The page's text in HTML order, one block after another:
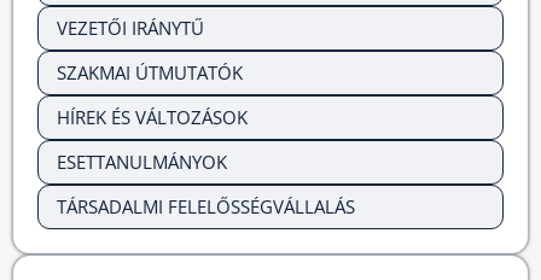
VEZETŐI IRÁNYTŰ
SZAKMAI ÚTMUTATÓK
HÍREK ÉS VÁLTOZÁSOK
ESETTANULMÁNYOK
TÁRSADALMI FELELŐSSÉGVÁLLALÁS